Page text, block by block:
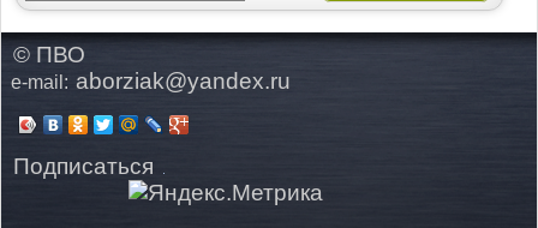
© ПВО
e-mail: aborziak@yandex.ru
Подписаться